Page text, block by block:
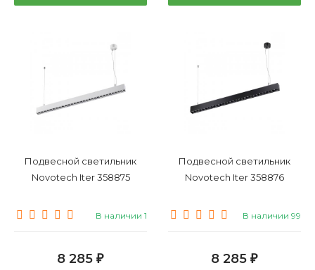
Подвесной светильник
Novotech Iter 358875
В наличии 1
8 285 ₽
Подвесной светильник
Novotech Iter 358876
В наличии 99
8 285 ₽